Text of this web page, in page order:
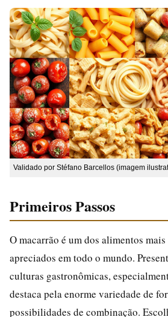
Validado por Stéfano Barcellos (imagem
Primeiros Passos
O macarrão é um dos alimentos mais
apreciados em todo o mundo.
culturas gastronômicas,
destaca pela enorme variedade de
possibilidades de combinação.